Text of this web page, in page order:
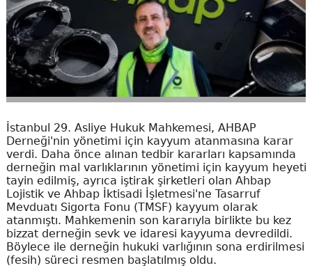
İstanbul 29. Asliye Hukuk Mahkemesi, AHBAP
Derneği'nin yönetimi için kayyum atanmasına karar
verdi. Daha önce alınan tedbir kararları kapsamında
derneğin mal varlıklarının yönetimi için kayyum heyeti
tayin edilmiş, ayrıca iştirak şirketleri olan Ahbap
Lojistik ve Ahbap İktisadi İşletmesi'ne Tasarruf
Mevduatı Sigorta Fonu (TMSF) kayyum olarak
atanmıştı. Mahkemenin son kararıyla birlikte bu kez
bizzat derneğin sevk ve idaresi kayyuma devredildi.
Böylece ile derneğin hukuki varlığının sona erdirilmesi
(fesih) süreci resmen başlatılmış oldu.